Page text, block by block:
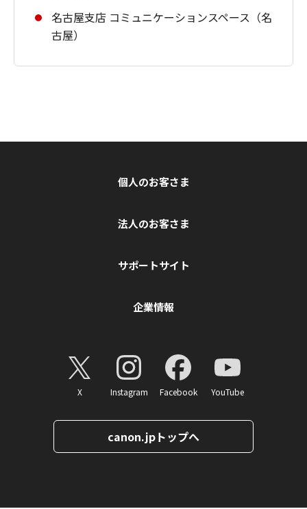
名古屋支店 コミュニケーションスペース（名
古屋）
個人のお客さま
法人のお客さま
サポートサイト
企業情報
X Instagram Facebook YouTube
canon.jpトップへ